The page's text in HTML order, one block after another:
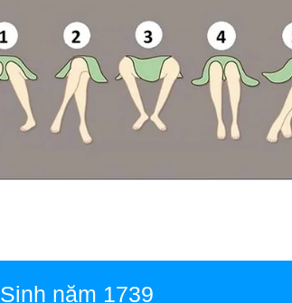
Sinh năm 1739